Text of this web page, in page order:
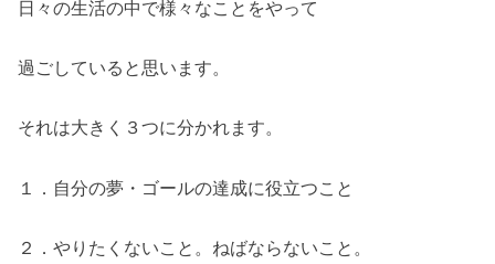
日々の生活の中で様々なことをやって
過ごしていると思います。
それは大きく３つに分かれます。
１．自分の夢・ゴールの達成に役立つこと
２．やりたくないこと。ねばならないこと。